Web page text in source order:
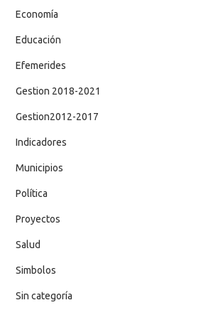
Economía
Educación
Efemerides
Gestion 2018-2021
Gestion2012-2017
Indicadores
Municipios
Política
Proyectos
Salud
Simbolos
Sin categoría